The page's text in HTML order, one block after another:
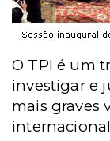
O TPI é um
investigar e
mais graves